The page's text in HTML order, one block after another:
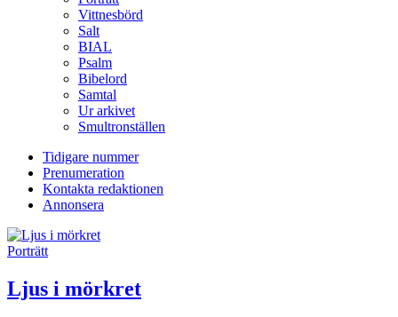
Vittnesbörd
Salt
BIAL
Psalm
Bibelord
Samtal
Ur arkivet
Smultronställen
Tidigare nummer
Prenumeration
Kontakta redaktionen
Annonsera
Porträtt
Ljus i mörkret